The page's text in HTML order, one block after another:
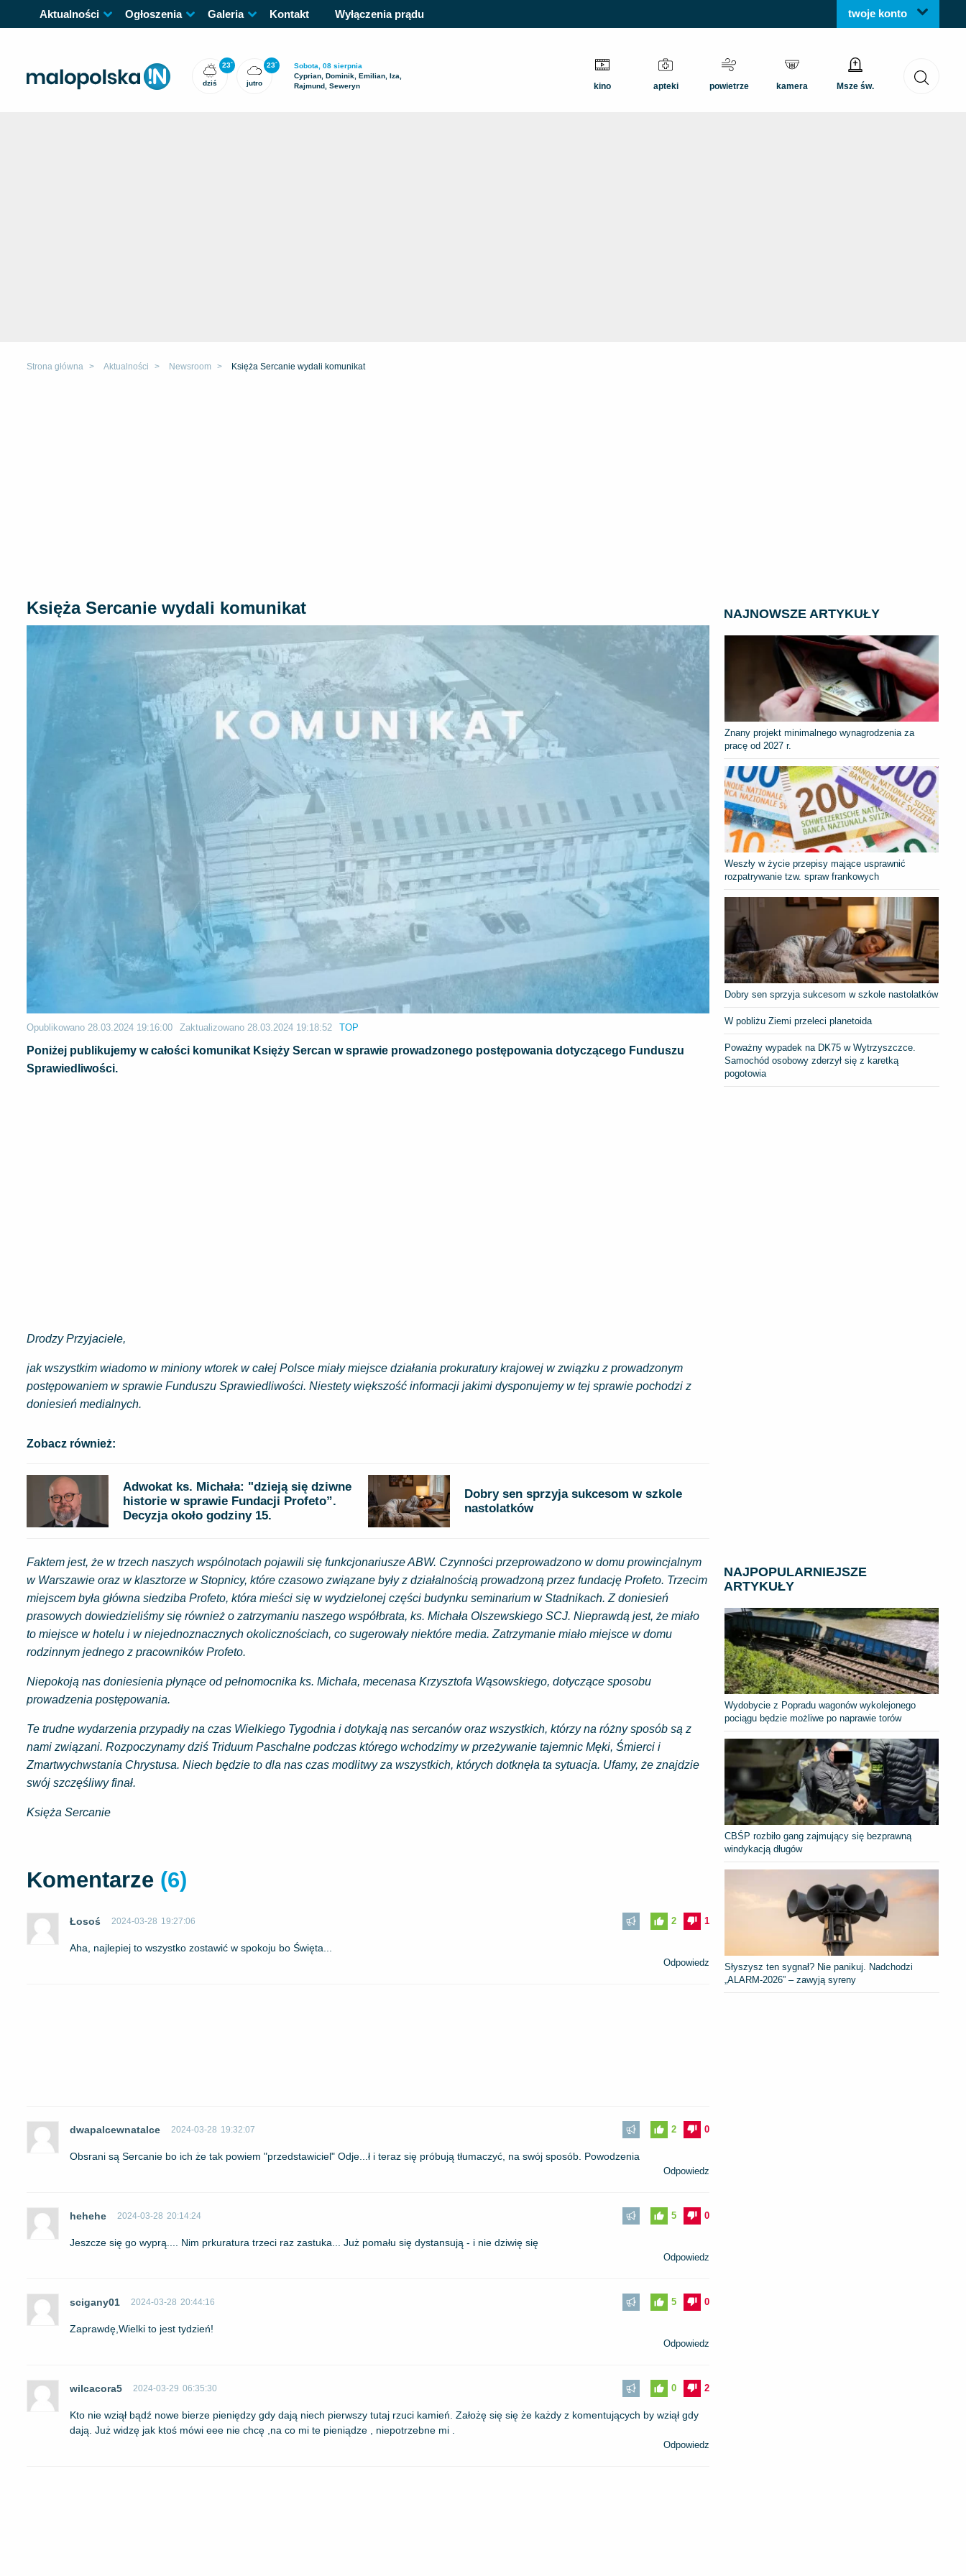
Aktualności Ogłoszenia Galeria Kontakt Wyłączenia prądu twoje konto
23°
dziś
23°
jutro
Sobota, 08 sierpnia
Cyprian, Dominik, Emilian, Iza,
Rajmund, Seweryn
kino apteki powietrze kamera Msze św.
Strona główna Aktualności Newsroom Księża Sercanie wydali komunikat
Księża Sercanie wydali komunikat
Opublikowano 28.03.2024 19:16:00 Zaktualizowano 28.03.2024 19:18:52 TOP
Poniżej publikujemy w całości komunikat Księży Sercan w sprawie prowadzonego postępowania dotyczącego Funduszu
Sprawiedliwości.
Drodzy Przyjaciele,
jak wszystkim wiadomo w miniony wtorek w całej Polsce miały miejsce działania prokuratury krajowej w związku z prowadzonym
postępowaniem w sprawie Funduszu Sprawiedliwości. Niestety większość informacji jakimi dysponujemy w tej sprawie pochodzi z
doniesień medialnych.
Zobacz również:
Adwokat ks. Michała: "dzieją się dziwne
historie w sprawie Fundacji Profeto”.
Decyzja około godziny 15.
Dobry sen sprzyja sukcesom w szkole
nastolatków
Faktem jest, że w trzech naszych wspólnotach pojawili się funkcjonariusze ABW. Czynności przeprowadzono w domu prowincjalnym
w Warszawie oraz w klasztorze w Stopnicy, które czasowo związane były z działalnością prowadzoną przez fundację Profeto. Trzecim
miejscem była główna siedziba Profeto, która mieści się w wydzielonej części budynku seminarium w Stadnikach. Z doniesień
prasowych dowiedzieliśmy się również o zatrzymaniu naszego współbrata, ks. Michała Olszewskiego SCJ. Nieprawdą jest, że miało
to miejsce w hotelu i w niejednoznacznych okolicznościach, co sugerowały niektóre media. Zatrzymanie miało miejsce w domu
rodzinnym jednego z pracowników Profeto.
Niepokoją nas doniesienia płynące od pełnomocnika ks. Michała, mecenasa Krzysztofa Wąsowskiego, dotyczące sposobu
prowadzenia postępowania.
Te trudne wydarzenia przypadły na czas Wielkiego Tygodnia i dotykają nas sercanów oraz wszystkich, którzy na różny sposób są z
nami związani. Rozpoczynamy dziś Triduum Paschalne podczas którego wchodzimy w przeżywanie tajemnic Męki, Śmierci i
Zmartwychwstania Chrystusa. Niech będzie to dla nas czas modlitwy za wszystkich, których dotknęła ta sytuacja. Ufamy, że znajdzie
swój szczęśliwy finał.
Księża Sercanie
Komentarze (6)
Łosoś 2024-03-28 19:27:06 1
2
Aha, najlepiej to wszystko zostawić w spokoju bo Święta...
Odpowiedz
dwapalcewnatalce 2024-03-28 19:32:07 0
2
Obsrani są Sercanie bo ich że tak powiem "przedstawiciel" Odje...ł i teraz się próbują tłumaczyć, na swój sposób. Powodzenia
Odpowiedz
hehehe 2024-03-28 20:14:24 0
5
Jeszcze się go wyprą.... Nim prkuratura trzeci raz zastuka... Już pomału się dystansują - i nie dziwię się
Odpowiedz
scigany01 2024-03-28 20:44:16 0
5
Zaprawdę,Wielki to jest tydzień!
Odpowiedz
wilcacora5 2024-03-29 06:35:30 2
0
Kto nie wziął bądź nowe bierze pieniędzy gdy dają niech pierwszy tutaj rzuci kamień. Założę się się że każdy z komentujących by wziął gdy
dają. Już widzę jak ktoś mówi eee nie chcę ,na co mi te pieniądze , niepotrzebne mi .
Odpowiedz
NAJNOWSZE ARTYKUŁY
Znany projekt minimalnego wynagrodzenia za
pracę od 2027 r.
Weszły w życie przepisy mające usprawnić
rozpatrywanie tzw. spraw frankowych
Dobry sen sprzyja sukcesom w szkole nastolatków
W pobliżu Ziemi przeleci planetoida
Poważny wypadek na DK75 w Wytrzyszczce.
Samochód osobowy zderzył się z karetką
pogotowia
NAJPOPULARNIEJSZE
ARTYKUŁY
Wydobycie z Popradu wagonów wykolejonego
pociągu będzie możliwe po naprawie torów
CBŚP rozbiło gang zajmujący się bezprawną
windykacją długów
Słyszysz ten sygnał? Nie panikuj. Nadchodzi
„ALARM-2026” – zawyją syreny